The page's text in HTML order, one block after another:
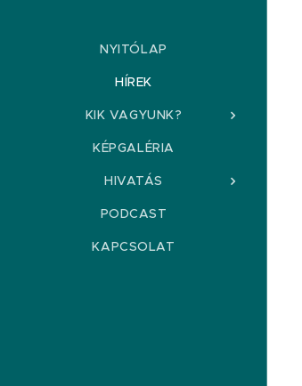
NYITÓLAP
HÍREK
KIK VAGYUNK?
KÉPGALÉRIA
HIVATÁS
PODCAST
KAPCSOLAT